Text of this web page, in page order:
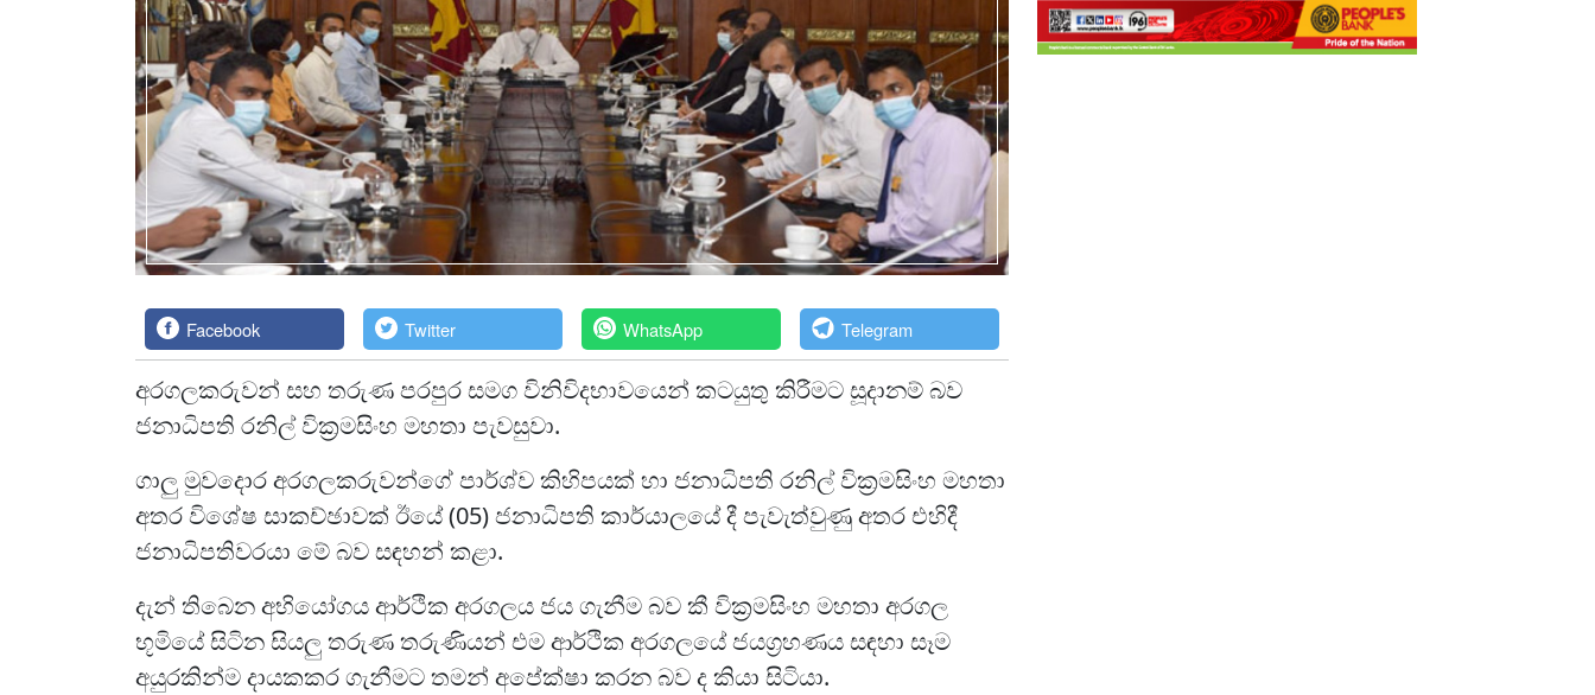
Facebook Twitter WhatsApp Telegram
අරගලකරුවන් සහ තරුණ පරපුර සමග විනිවිදභාවයෙන් කටයුතු කිරීමට සූදානම් බව
ජනාධිපති රනිල් වික්‍රමසිංහ මහතා පැවසුවා.
ගාලු මුවදොර අරගලකරුවන්ගේ පාර්ශ්ව කිහිපයක් හා ජනාධිපති රනිල් වික්‍රමසිංහ මහතා
අතර විශේෂ සාකච්ඡාවක් ඊයේ (05) ජනාධිපති කාර්යාලයේ දී පැවැත්වුණු අතර එහිදී
ජනාධිපතිවරයා මේ බව සඳහන් කළා.
දැන් තිබෙන අභියෝගය ආර්ථික අරගලය ජය ගැනීම බව කී වික්‍රමසිංහ මහතා අරගල
භූමියේ සිටින සියලු තරුණ තරුණියන් එම ආර්ථික අරගලයේ ජයග්‍රහණය සඳහා සෑම
අයුරකින්ම දායකකර ගැනීමට තමන් අපේක්ෂා කරන බව ද කියා සිටියා.